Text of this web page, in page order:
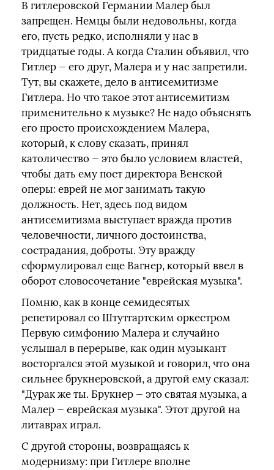
В гитлеровской Германии Малер был
запрещен. Немцы были недовольны, когда
его, пусть редко, исполняли у нас в
тридцатые годы. А когда Сталин объявил, что
Гитлер — его друг, Малера и у нас запретили.
Тут, вы скажете, дело в антисемитизме
Гитлера. Но что такое этот антисемитизм
применительно к музыке? Не надо объяснять
его просто происхождением Малера,
который, к слову сказать, принял
католичество — это было условием властей,
чтобы дать ему пост директора Венской
оперы: еврей не мог занимать такую
должность. Нет, здесь под видом
антисемитизма выступает вражда против
человечности, личного достоинства,
сострадания, доброты. Эту вражду
сформулировал еще Вагнер, который ввел в
оборот словосочетание "еврейская музыка".
Помню, как в конце семидесятых
репетировал со Штутгартским оркестром
Первую симфонию Малера и случайно
услышал в перерыве, как один музыкант
восторгался этой музыкой и говорил, что она
сильнее брукнеровской, а другой ему сказал:
"Дурак же ты. Брукнер — это святая музыка, а
Малер — еврейская музыка". Этот другой на
литаврах играл.
С другой стороны, возвращаясь к
модернизму: при Гитлере вполне